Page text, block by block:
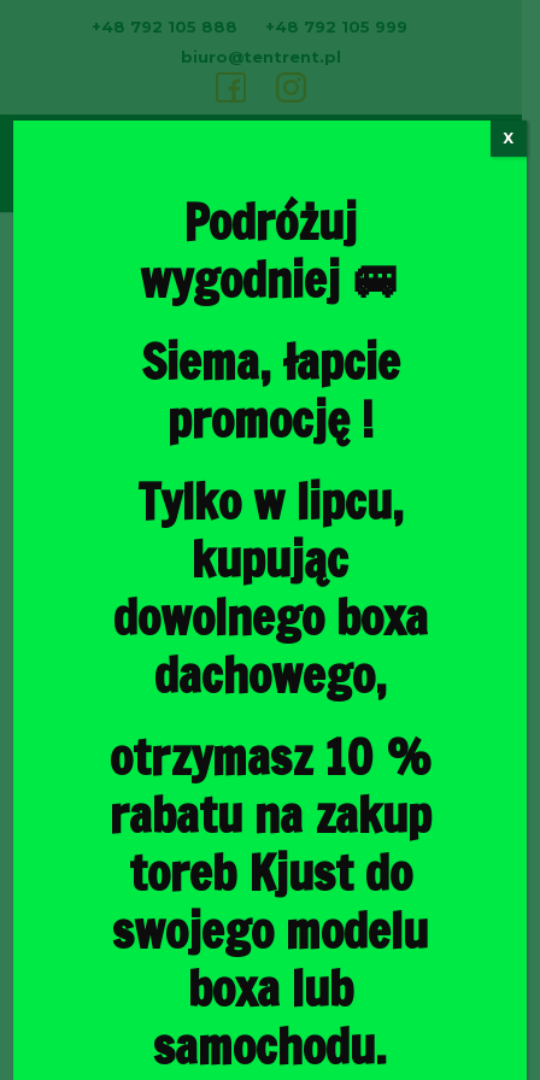
+48 792 105 888
+48 792 105 999
biuro@tentrent.pl
Torby do bagażnika
2019+ TORBY DO BAGAŻNIKA 5 SZT
SKODA SUPERB
LIFTBACK PHEV 2019+
TORBY DO BAGAŻNIKA
5 SZT
Podróżuj
wygodniej 🚐
Siema, łapcie
promocję !
Tylko w lipcu,
kupując
dowolnego boxa
dachowego,
otrzymasz 10 %
rabatu na zakup
toreb Kjust do
swojego modelu
boxa lub
samochodu.
X